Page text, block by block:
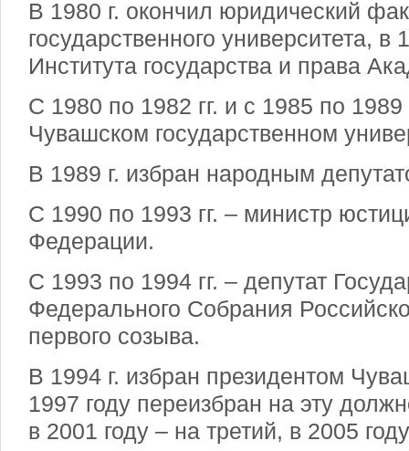
В 1980 г. окончил юридический
государственного университета, в
Института государства и права
С 1980 по 1982 гг. и с 1985 по 1989
Чувашском государственном
В 1989 г. избран народным
С 1990 по 1993 гг. – министр
Федерации.
С 1993 по 1994 гг. – депутат
Федерального Собрания
первого созыва.
В 1994 г. избран президентом
1997 году переизбран на эту
в 2001 году – на третий, в 2005